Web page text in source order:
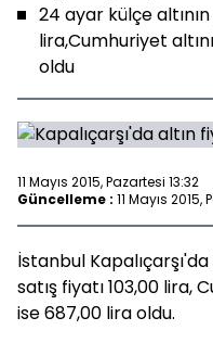
24 ayar külçe
lira,Cumhuriyet
oldu
11 Mayıs 2015, Pazartesi 13:32
Güncelleme : 11 Mayıs 2015,
İstanbul
satış fiyatı 103,00 lira,
ise 687,00 lira oldu.